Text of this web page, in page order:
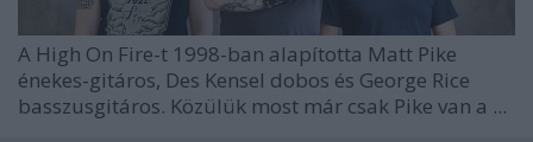
A High On Fire-t 1998-ban alapította Matt Pike
énekes-gitáros, Des Kensel dobos és George Rice
basszusgitáros. Közülük most már csak Pike van a ...